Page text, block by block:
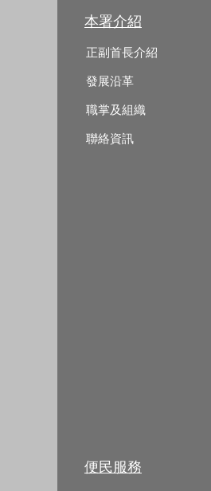
本署介紹
正副首長介紹
發展沿革
職掌及組織
聯絡資訊
便民服務